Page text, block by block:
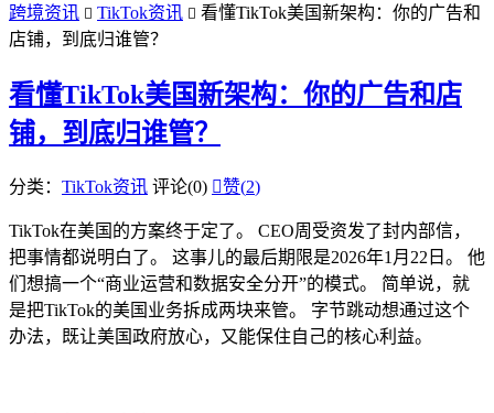
跨境资讯  TikTok资讯  看懂TikTok美国新架构：你的广告和
店铺，到底归谁管？
看懂TikTok美国新架构：你的广告和店
铺，到底归谁管？
分类： TikTok资讯 评论(0) 赞(2)
TikTok在美国的方案终于定了。 CEO周受资发了封内部信，
把事情都说明白了。 这事儿的最后期限是2026年1月22日。 他
们想搞一个“商业运营和数据安全分开”的模式。 简单说，就
是把TikTok的美国业务拆成两块来管。 字节跳动想通过这个
办法，既让美国政府放心，又能保住自己的核心利益。